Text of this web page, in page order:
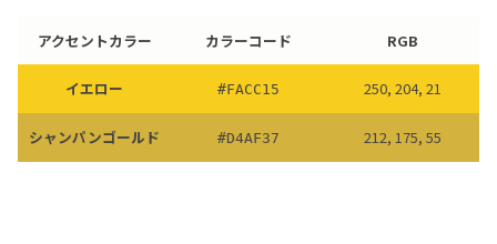
アクセントカラー カラーコード RGB
イエロー #FACC15 250, 204, 21
シャンパンゴールド #D4AF37 212, 175, 55